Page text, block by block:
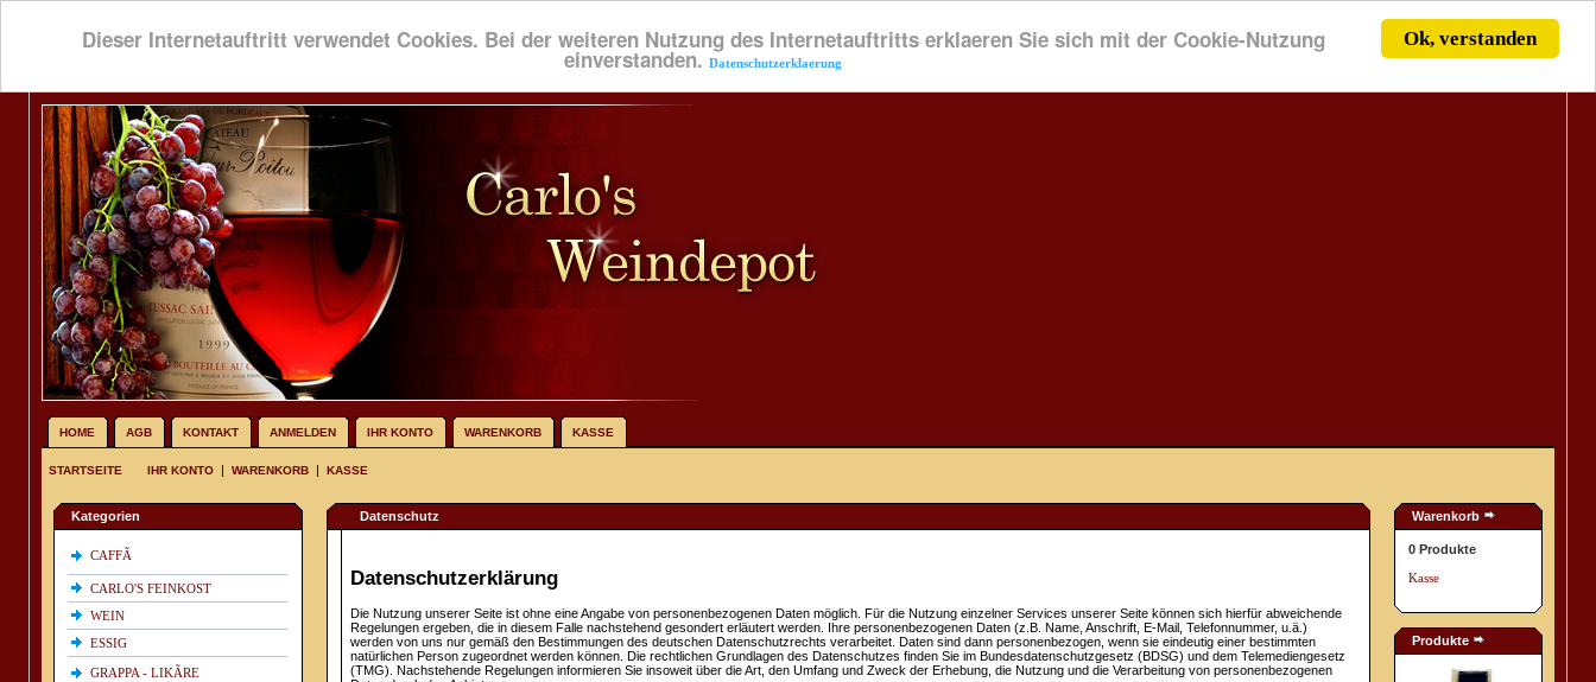
Ok, verstanden
Dieser Internetauftritt verwendet Cookies. Bei der weiteren Nutzung des Internetauftritts erklaeren Sie sich mit der Cookie-Nutzung
einverstanden. Datenschutzerklaerung
HOME AGB KONTAKT ANMELDEN IHR KONTO WARENKORB KASSE
STARTSEITE IHR KONTO | WARENKORB | KASSE
Kategorien
CAFFÃ
CARLO'S FEINKOST
WEIN
ESSIG
GRAPPA - LIKÃRE
Datenschutz
Datenschutzerklärung
Die Nutzung unserer Seite ist ohne eine Angabe von personenbezogenen Daten möglich. Für die Nutzung einzelner Services unserer Seite können sich hierfür abweichende
Regelungen ergeben, die in diesem Falle nachstehend gesondert erläutert werden. Ihre personenbezogenen Daten (z.B. Name, Anschrift, E-Mail, Telefonnummer, u.ä.)
werden von uns nur gemäß den Bestimmungen des deutschen Datenschutzrechts verarbeitet. Daten sind dann personenbezogen, wenn sie eindeutig einer bestimmten
natürlichen Person zugeordnet werden können. Die rechtlichen Grundlagen des Datenschutzes finden Sie im Bundesdatenschutzgesetz (BDSG) und dem Telemediengesetz
(TMG). Nachstehende Regelungen informieren Sie insoweit über die Art, den Umfang und Zweck der Erhebung, die Nutzung und die Verarbeitung von personenbezogenen
Warenkorb
0 Produkte
Kasse
Produkte